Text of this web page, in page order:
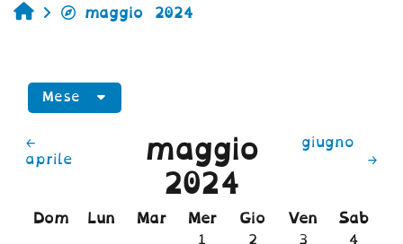
Homemaggio 2024
Mese
←
aprile
maggio
2024
giugno
→
Domenica
Dom Lunedi
Lun Martedì
Mar Mercoledì
Mer Giovedì
Gio Venerdì
Ven Sabato
Sab
Nessun evento,
1 Nessun evento,
2 Nessun
3 4